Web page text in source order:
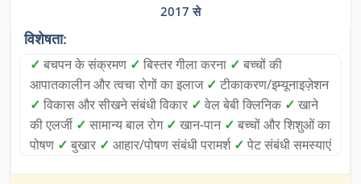
2017 से
विशेषता:
✓ बचपन के संक्रमण ✓ बिस्तर गीला करना ✓ बच्चों की
आपातकालीन और त्वचा रोगों का इलाज ✓ टीकाकरण/इम्यूनाइज़ेशन
✓ विकास और सीखने संबंधी विकार ✓ वेल बेबी क्लिनिक ✓ खाने
की एलर्जी ✓ सामान्य बाल रोग ✓ खान-पान ✓ बच्चों और शिशुओं का
पोषण ✓ बुखार ✓ आहार/पोषण संबंधी परामर्श ✓ पेट संबंधी समस्याएं